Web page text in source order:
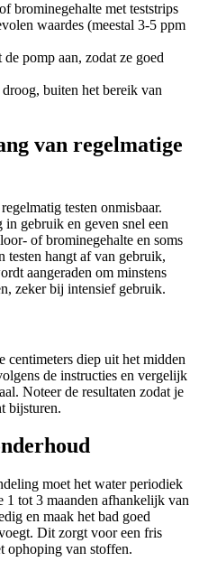
brominegehalte met teststrips
waardes (meestal 3-5 ppm
pomp aan, zodat ze goed
buiten het bereik van
van regelmatige
testen onmisbaar.
gebruik en geven snel een
of brominegehalte en soms
testen hangt af van gebruik,
aangeraden om minstens
zeker bij intensief gebruik.
centimeters diep uit het midden
de instructies en vergelijk
Noteer de resultaten zodat je
bijsturen.
moet het water periodiek
1 tot 3 maanden afhankelijk van
en maak het bad goed
Dit zorgt voor een fris
ophoping van stoffen.